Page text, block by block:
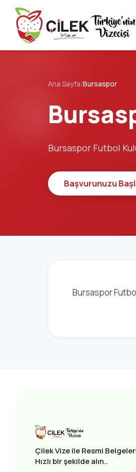
Ana Sayfa/Bursaspor
Bursaspor Futbol
Başvurunuzu
Bursaspor
Çilek Vize ile Resmi
Hızlı bir şekilde alın..